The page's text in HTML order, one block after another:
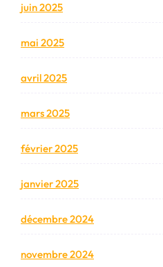
juin 2025
mai 2025
avril 2025
mars 2025
février 2025
janvier 2025
décembre 2024
novembre 2024